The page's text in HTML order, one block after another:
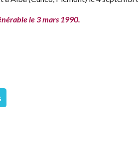
le 3 mars 1990.